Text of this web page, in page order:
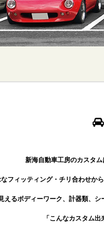
新海自動車工房のカスタ
フィッティング・チリ合わせか
えるボディーワーク、計器類、
「こんなカスタム